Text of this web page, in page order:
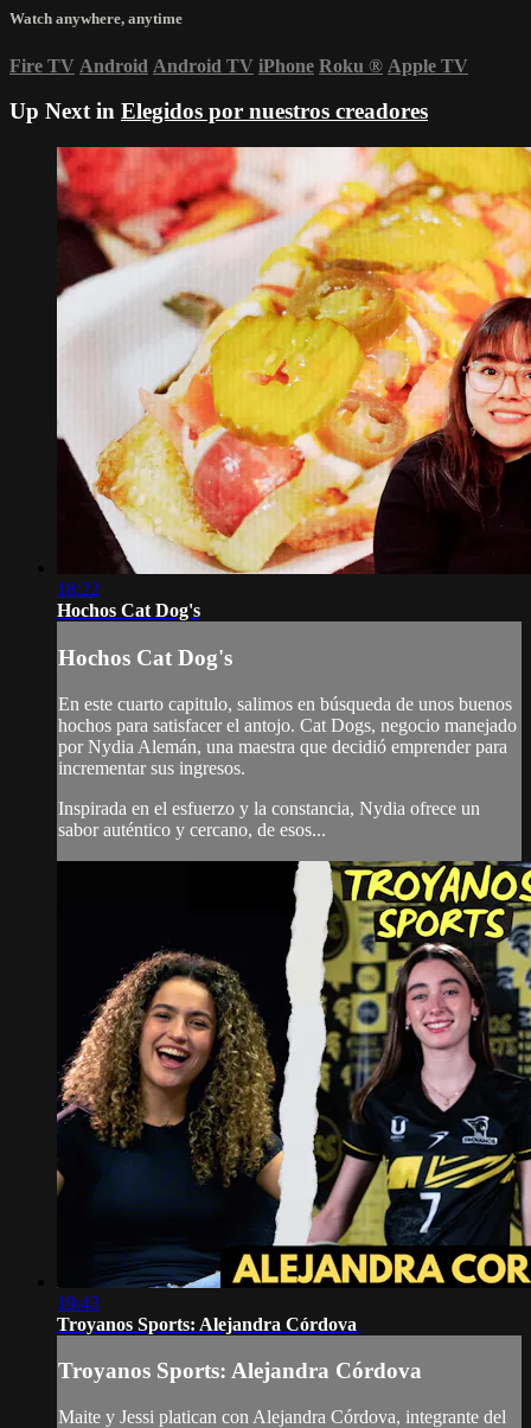
Watch anywhere, anytime
Fire TV Android Android TV iPhone Roku ® Apple TV
Up Next in Elegidos por nuestros creadores
18:22
Hochos Cat Dog's
Hochos Cat Dog's
En este cuarto capitulo, salimos en búsqueda de unos buenos
hochos para satisfacer el antojo. Cat Dogs, negocio manejado
por Nydia Alemán, una maestra que decidió emprender para
incrementar sus ingresos.
Inspirada en el esfuerzo y la constancia, Nydia ofrece un
sabor auténtico y cercano, de esos...
19:43
Troyanos Sports: Alejandra Córdova
Troyanos Sports: Alejandra Córdova
Maite y Jessi platican con Alejandra Córdova, integrante del